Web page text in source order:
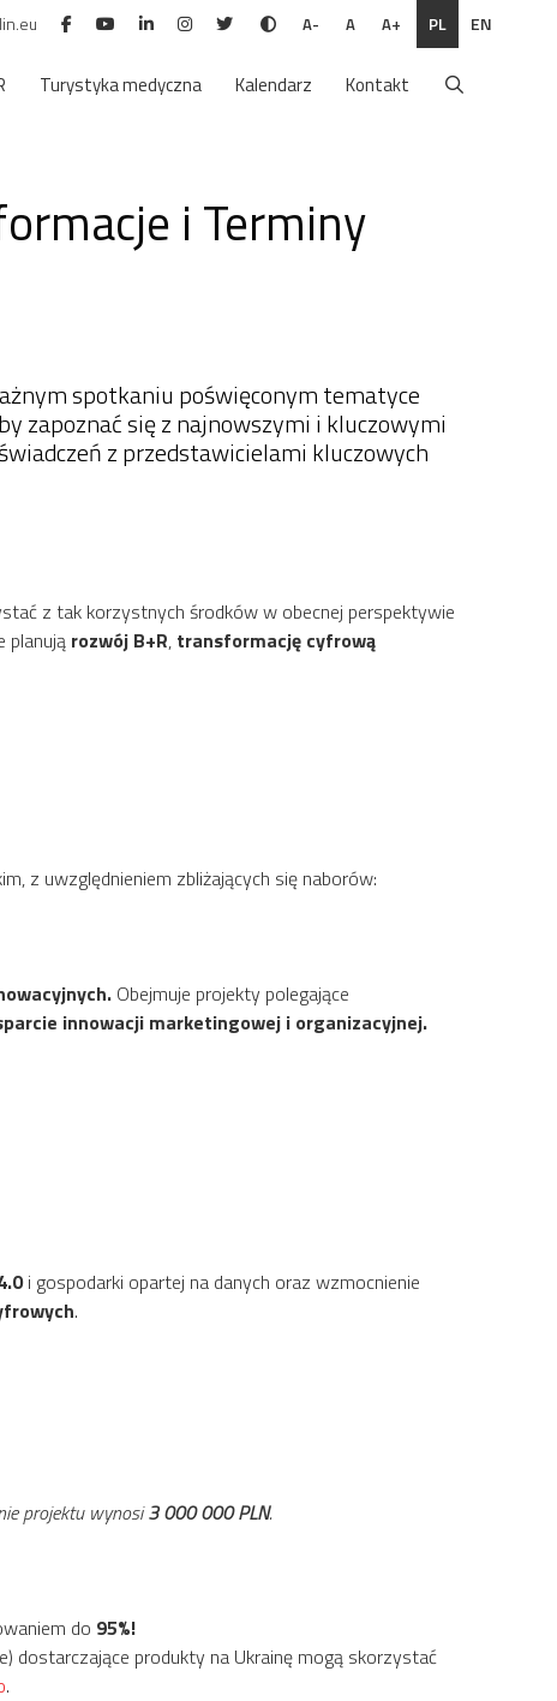
A- A A+ PL EN
Turystyka medyczna Kalendarz Kontakt
i Terminy
spotkaniu poświęconym tematyce
zapoznać się z najnowszymi i kluczowymi
z przedstawicielami kluczowych
z tak korzystnych środków w obecnej perspektywie
planują rozwój B+R, transformację cyfrową
z uwzględnieniem zbliżających się naborów:
Obejmuje projekty polegające
innowacji marketingowej i organizacyjnej.
i gospodarki opartej na danych oraz wzmocnienie
.
projektu wynosi3 000 000 PLN.
do 95%!
dostarczające produkty na Ukrainę mogą skorzystać
.